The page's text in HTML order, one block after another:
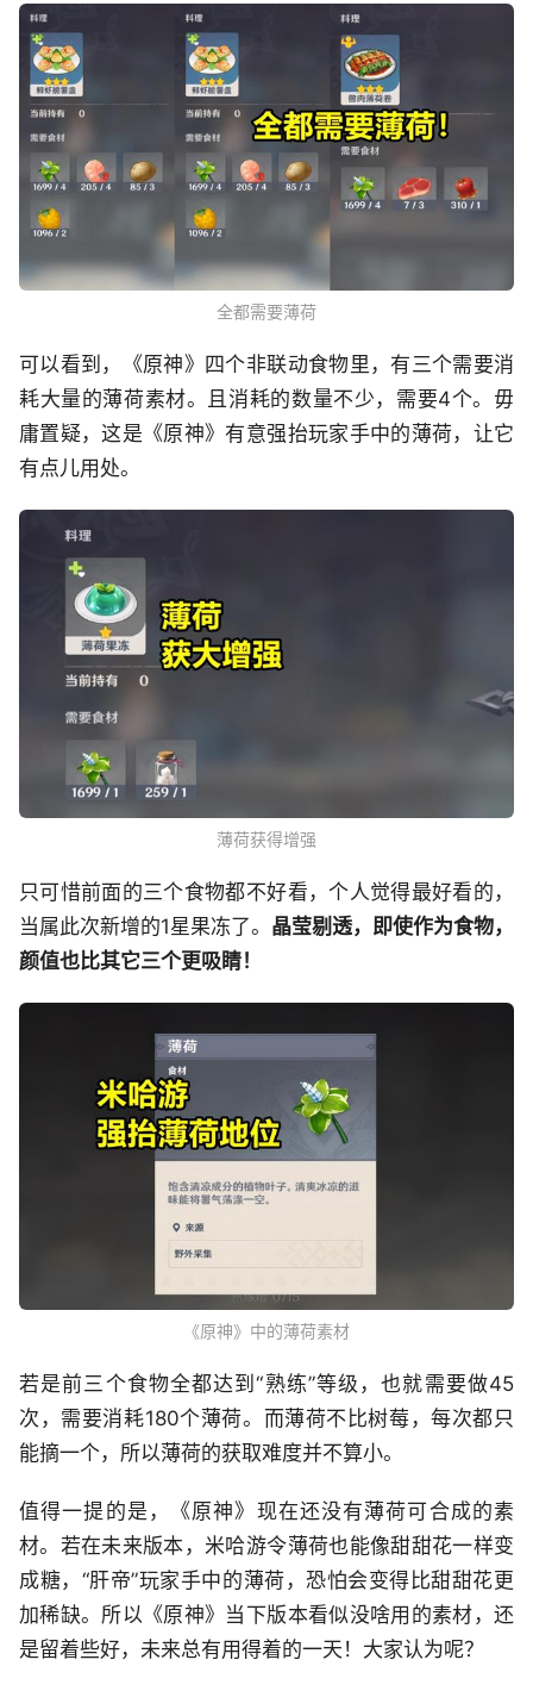
全都需要薄荷
可以看到，《原神》四个非联动食物里，有三个需要消
耗大量的薄荷素材。且消耗的数量不少，需要4个。毋
庸置疑，这是《原神》有意强抬玩家手中的薄荷，让它
有点儿用处。
薄荷获得增强
只可惜前面的三个食物都不好看，个人觉得最好看的，
当属此次新增的1星果冻了。 晶莹剔透，即使作为食物，
颜值也比其它三个更吸睛！
《原神》中的薄荷素材
若是前三个食物全都达到“熟练”等级，也就需要做45
次，需要消耗180个薄荷。而薄荷不比树莓，每次都只
能摘一个，所以薄荷的获取难度并不算小。
值得一提的是，《原神》现在还没有薄荷可合成的素
材。若在未来版本，米哈游令薄荷也能像甜甜花一样变
成糖，“肝帝”玩家手中的薄荷，恐怕会变得比甜甜花更
加稀缺。所以《原神》当下版本看似没啥用的素材，还
是留着些好，未来总有用得着的一天！大家认为呢？